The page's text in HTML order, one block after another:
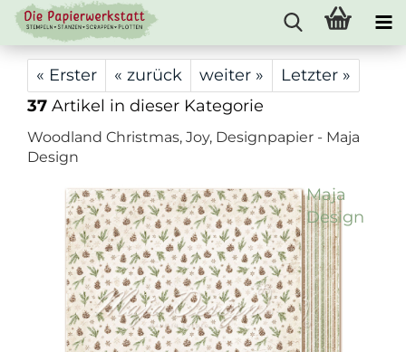
« Erster « zurück weiter »
Letzter »
37 Artikel in dieser Kategorie
Woodland Christmas, Joy, Designpapier - Maja
Design
Maja
Design